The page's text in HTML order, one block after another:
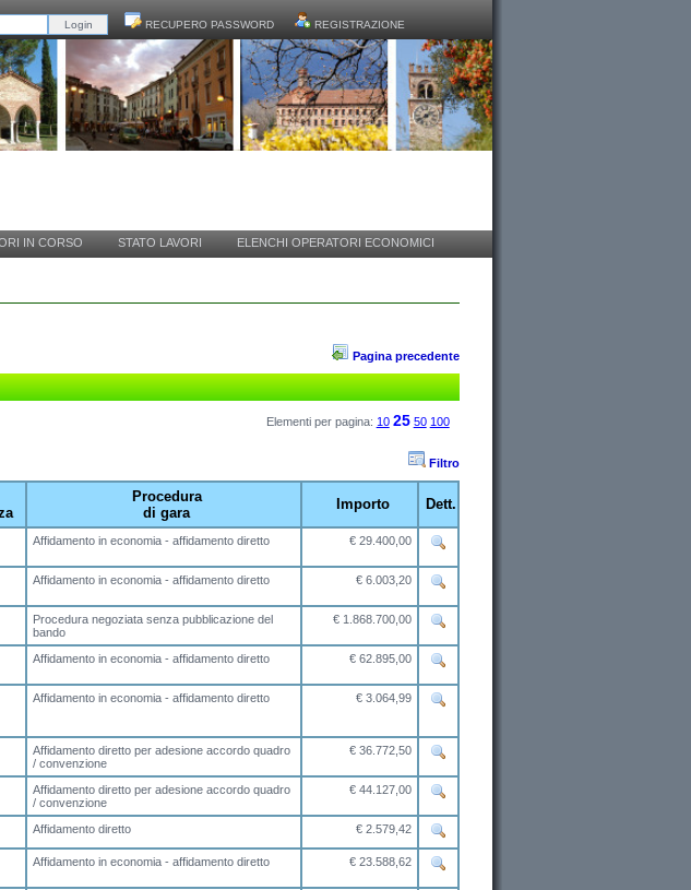
RECUPERO PASSWORD REGISTRAZIONE
IN CORSO STATO LAVORI ELENCHI OPERATORI ECONOMICI
Pagina precedente
Elementi per pagina: 10 25 50 100
Filtro
Procedura
di gara
Importo Dett.
Affidamento in economia - affidamento diretto € 29.400,00
Affidamento in economia - affidamento diretto € 6.003,20
Procedura negoziata senza pubblicazione del
bando
€ 1.868.700,00
Affidamento in economia - affidamento diretto € 62.895,00
Affidamento in economia - affidamento diretto € 3.064,99
Affidamento diretto per adesione accordo quadro
/ convenzione
€ 36.772,50
Affidamento diretto per adesione accordo quadro
/ convenzione
€ 44.127,00
Affidamento diretto € 2.579,42
Affidamento in economia - affidamento diretto € 23.588,62